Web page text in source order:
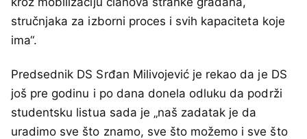
stručnjaka za izborni proces i svih kapaciteta koje
ima“.
Predsednik DS Srđan Milivojević je rekao da je DS
još pre godinu i po dana donela odluku da podrži
studentsku listua sada je „naš zadatak je da
uradimo sve što znamo, sve što možemo i sve što